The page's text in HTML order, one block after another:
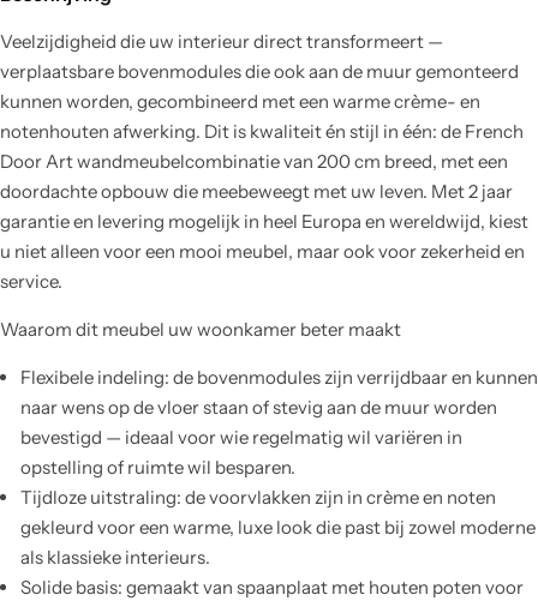
Veelzijdigheid die uw interieur direct transformeert —
verplaatsbare bovenmodules die ook aan de muur gemonteerd
kunnen worden, gecombineerd met een warme crème- en
notenhouten afwerking. Dit is kwaliteit én stijl in één: de French
Door Art wandmeubelcombinatie van 200 cm breed, met een
doordachte opbouw die meebeweegt met uw leven. Met 2 jaar
garantie en levering mogelijk in heel Europa en wereldwijd, kiest
u niet alleen voor een mooi meubel, maar ook voor zekerheid en
service.
Waarom dit meubel uw woonkamer beter maakt
Flexibele indeling: de bovenmodules zijn verrijdbaar en kunnen
naar wens op de vloer staan of stevig aan de muur worden
bevestigd — ideaal voor wie regelmatig wil variëren in
opstelling of ruimte wil besparen.
Tijdloze uitstraling: de voorvlakken zijn in crème en noten
gekleurd voor een warme, luxe look die past bij zowel moderne
als klassieke interieurs.
Solide basis: gemaakt van spaanplaat met houten poten voor